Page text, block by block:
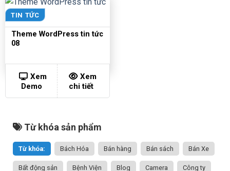
TIN TỨC
Theme WordPress tin tức
08
Xem
Demo
Xem
chi tiết
Từ khóa sản phẩm
Từ khóa: Bách Hóa Bán hàng Bán sách Bán Xe
Bất động sản Bệnh Viện Blog Camera Công ty